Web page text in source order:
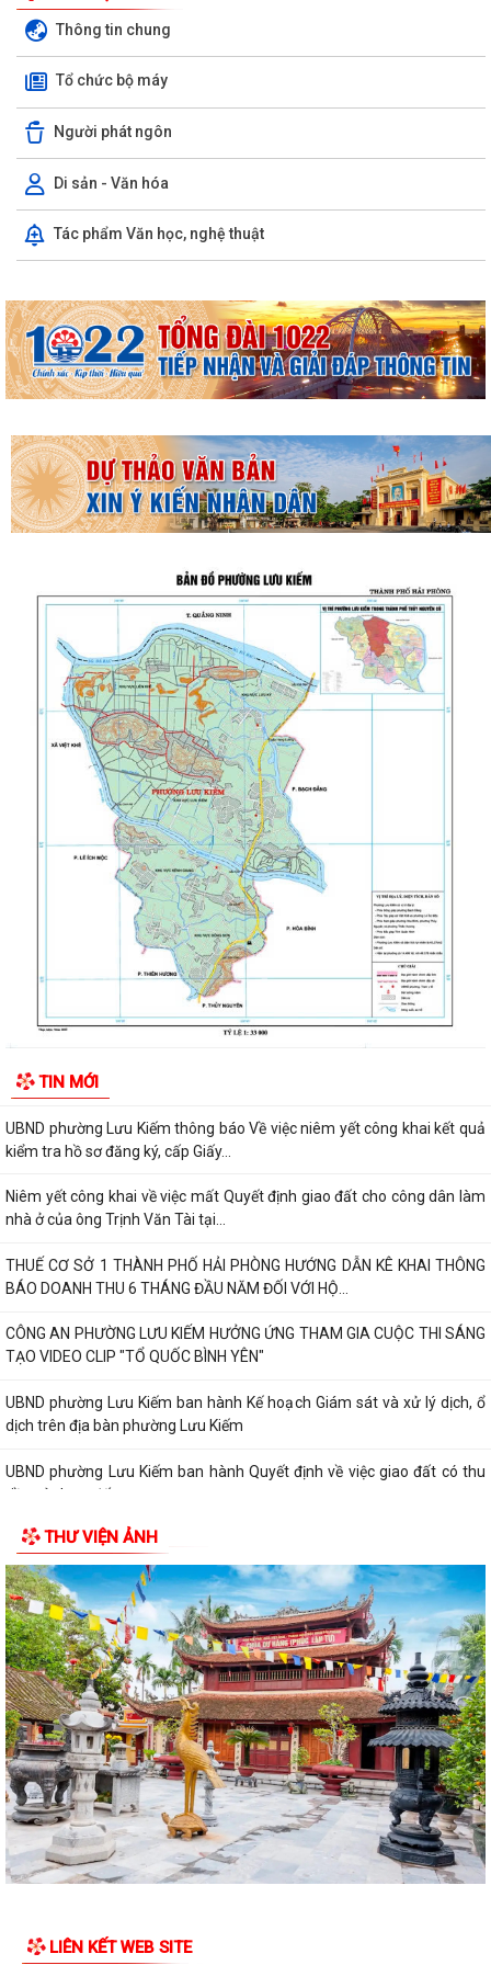
Thông tin chung
Tổ chức bộ máy
Người phát ngôn
Di sản - Văn hóa
Tác phẩm Văn học, nghệ thuật
TIN MỚI
THƯỜNG TRỰC HĐND PHƯỜNG LƯU KIẾM TỔ CHỨC PHIÊN HỌP
THƯỜNG KỲ THÁNG 8 NĂM 2026
UBND PHƯỜNG LƯU KIẾM TỔ CHỨC PHIÊN HỌP THƯỜNG KỲ THÁNG 8
NĂM 2026
UBDN phường Lưu Kiếm thông báo Về việc niêm yết công khai kết quả
kiểm tra hồ sơ đăng ký, cấp Giấy...
UBND phường Lưu Kiếm thông báo Về việc niêm yết công khai kết quả
kiểm tra hồ sơ đăng ký, cấp Giấy...
ĐOÀN KIỂM TRA CỦA BAN THƯỜNG VỤ THÀNH ỦY HẢI PHÒNG VỀ
CÔNG TÁC KHOA HỌC, CÔNG NGHỆ, ĐỔI MỚI SÁNG...
UBND phường Lưu Kiếm thông báo Về việc niêm yết công khai kết quả
kiểm tra hồ sơ đăng ký, cấp Giấy...
Niêm yết công khai về việc mất Quyết định giao đất cho công dân làm
nhà ở của ông Trịnh Văn Tài tại...
BÁO DOANH THU 6 THÁNG ĐẦU NĂM ĐỐI VỚI HỘ...
CÔNG AN PHƯỜNG LƯU KIẾM HƯỞNG ỨNG THAM GIA CUỘC THI SÁNG
TẠO VIDEO CLIP "TỔ QUỐC BÌNH YÊN"
UBND phường Lưu Kiếm ban hành Kế hoạch Giám sát và xử lý dịch, ổ
dịch trên địa bàn phường Lưu Kiếm
UBND phường Lưu Kiếm ban hành Quyết định về việc giao đất có thu
tiền sử dụng đất
UBND phường Lưu Kiếm ban hành các quyết đinh về việc giao đất có
thu tiền sử dụng đất đợt ngày...
Niêm yết công khai danh sách đề nghị hưởng hỗ trợ theo Nghị quyết
04/2026/NQ-HĐND đợt 1 năm 2026
UBND phường Lưu Kiếm tổ chức hội nghị đánh giá công tác cải cách
PHƯỜNG LƯU KIẾM TỔ CHỨC CÁC ĐOÀN DÂNG HƯƠNG, DÂNG HOA
TRI ÂN CÁC ANH HÙNG LIỆT SĨ NHÂN KỶ NIỆM 79...
PHƯỜNG LƯU KIẾM TỔ CHỨC LỄ DÂNG HƯƠNG, THẮP NẾN TRI ÂN CÁC
ANH HÙNG LIỆT SĨ NHÂN KỶ NIỆM 79 NĂM...
QUY ĐỊNH SỐ 208-QĐ/TW VỀ THI HÀNH ĐIỀU LỆ ĐẢNG
Báo Đại biểu nhân dân đưa tin: Phường Lưu Kiếm triển khai “Kỳ họp số”
nâng cao hiệu quả hoạt động...
UBND phường Lưu Kiếm ban hành Kế hoạch Triển khai các hoạt động
thông tin, truyền thông y tế trên...
UBND phường Lưu Kiếm thông báo Về việc niêm yết công khai kết quả
Kế hoạch Tuyên truyền Hội nghị công bố các Quyết định của Thủ tướng
Chính phủ về Khu kinh tế và...
THƯ VIỆN ẢNH
LIÊN KẾT WEB SITE